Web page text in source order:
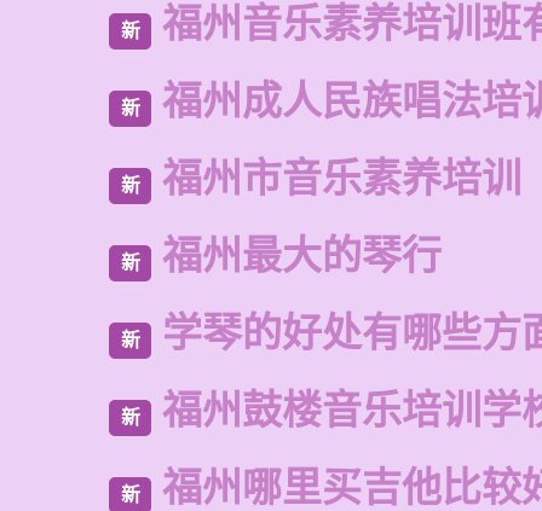
新 福州音乐素养培训班
新 福州成人民族唱法培
新 福州市音乐素养培训
新 福州最大的琴行
新 学琴的好处有哪些方
新 福州鼓楼音乐培训学
新 福州哪里买吉他比较